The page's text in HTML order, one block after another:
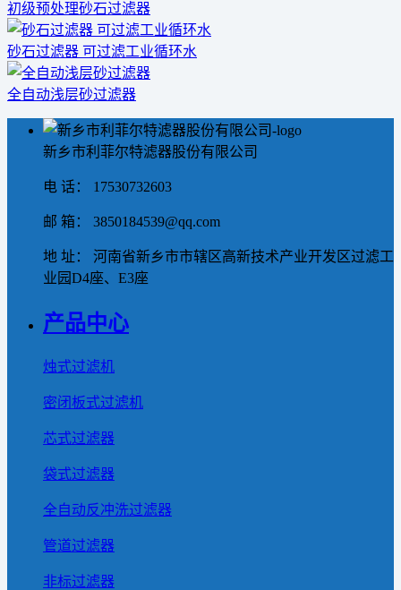
初级预处理砂石过滤器
砂石过滤器 可过滤工业循环水
全自动浅层砂过滤器
新乡市利菲尔特滤器股份有限公司
电 话： 17530732603
邮 箱： 3850184539@qq.com
地 址： 河南省新乡市市辖区高新技术产业开发区过滤工
业园D4座、E3座
产品中心
烛式过滤机
密闭板式过滤机
芯式过滤器
袋式过滤器
全自动反冲洗过滤器
管道过滤器
非标过滤器